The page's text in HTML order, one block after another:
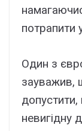
потрапити
Один з
зауважив,
невигідну